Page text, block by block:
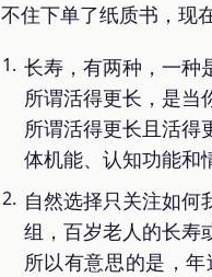
不住下单了纸质书，现
长寿，有两种，一种
所谓活得更长，是当
所谓活得更长且活得
体机能、认知功能和
自然选择只关注如何
组，百岁老人的长寿
所以有意思的是，